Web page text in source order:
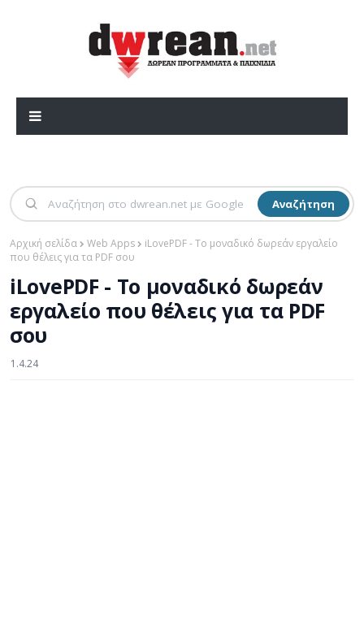
Αναζήτηση
Αρχική σελίδα Web Apps
iLovePDF - Το μοναδικό δωρεάν εργαλείο
που θέλεις για τα PDF σου
iLovePDF - Το μοναδικό δωρεάν
εργαλείο που θέλεις για τα PDF
σου
1.4.24